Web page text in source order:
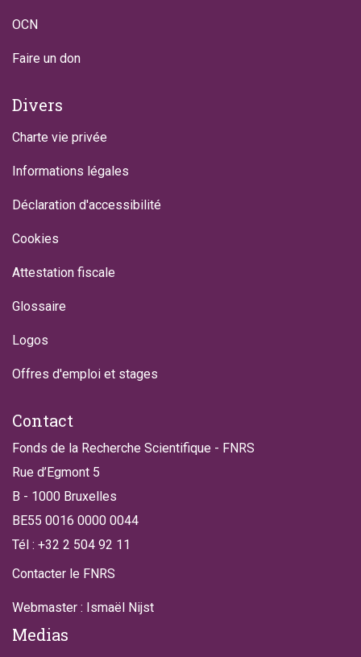
OCN
Faire un don
Divers
Charte vie privée
Informations légales
Déclaration d'accessibilité
Cookies
Attestation fiscale
Glossaire
Logos
Offres d'emploi et stages
Contact
Fonds de la Recherche Scientifique - FNRS
Rue d’Egmont 5
B - 1000 Bruxelles
BE55 0016 0000 0044
Tél : +32 2 504 92 11
Contacter le FNRS
Webmaster : Ismaël Nijst
Medias